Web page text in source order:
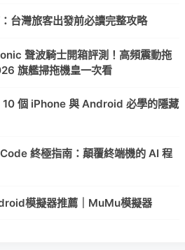
台灣旅客出發前必讀完整攻略
聲波騎士開箱評測！高頻震動拖
旗艦掃拖機皇一次看
個 iPhone 與 Android 必學的隱藏
終極指南：顛覆終端機的 AI 程
模擬器推薦｜MuMu模擬器